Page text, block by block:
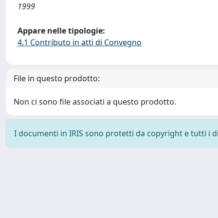
1999
Appare nelle tipologie:
4.1 Contributo in atti di Convegno
File in questo prodotto:
Non ci sono file associati a questo prodotto.
I documenti in IRIS sono protetti da copyright e tutti i